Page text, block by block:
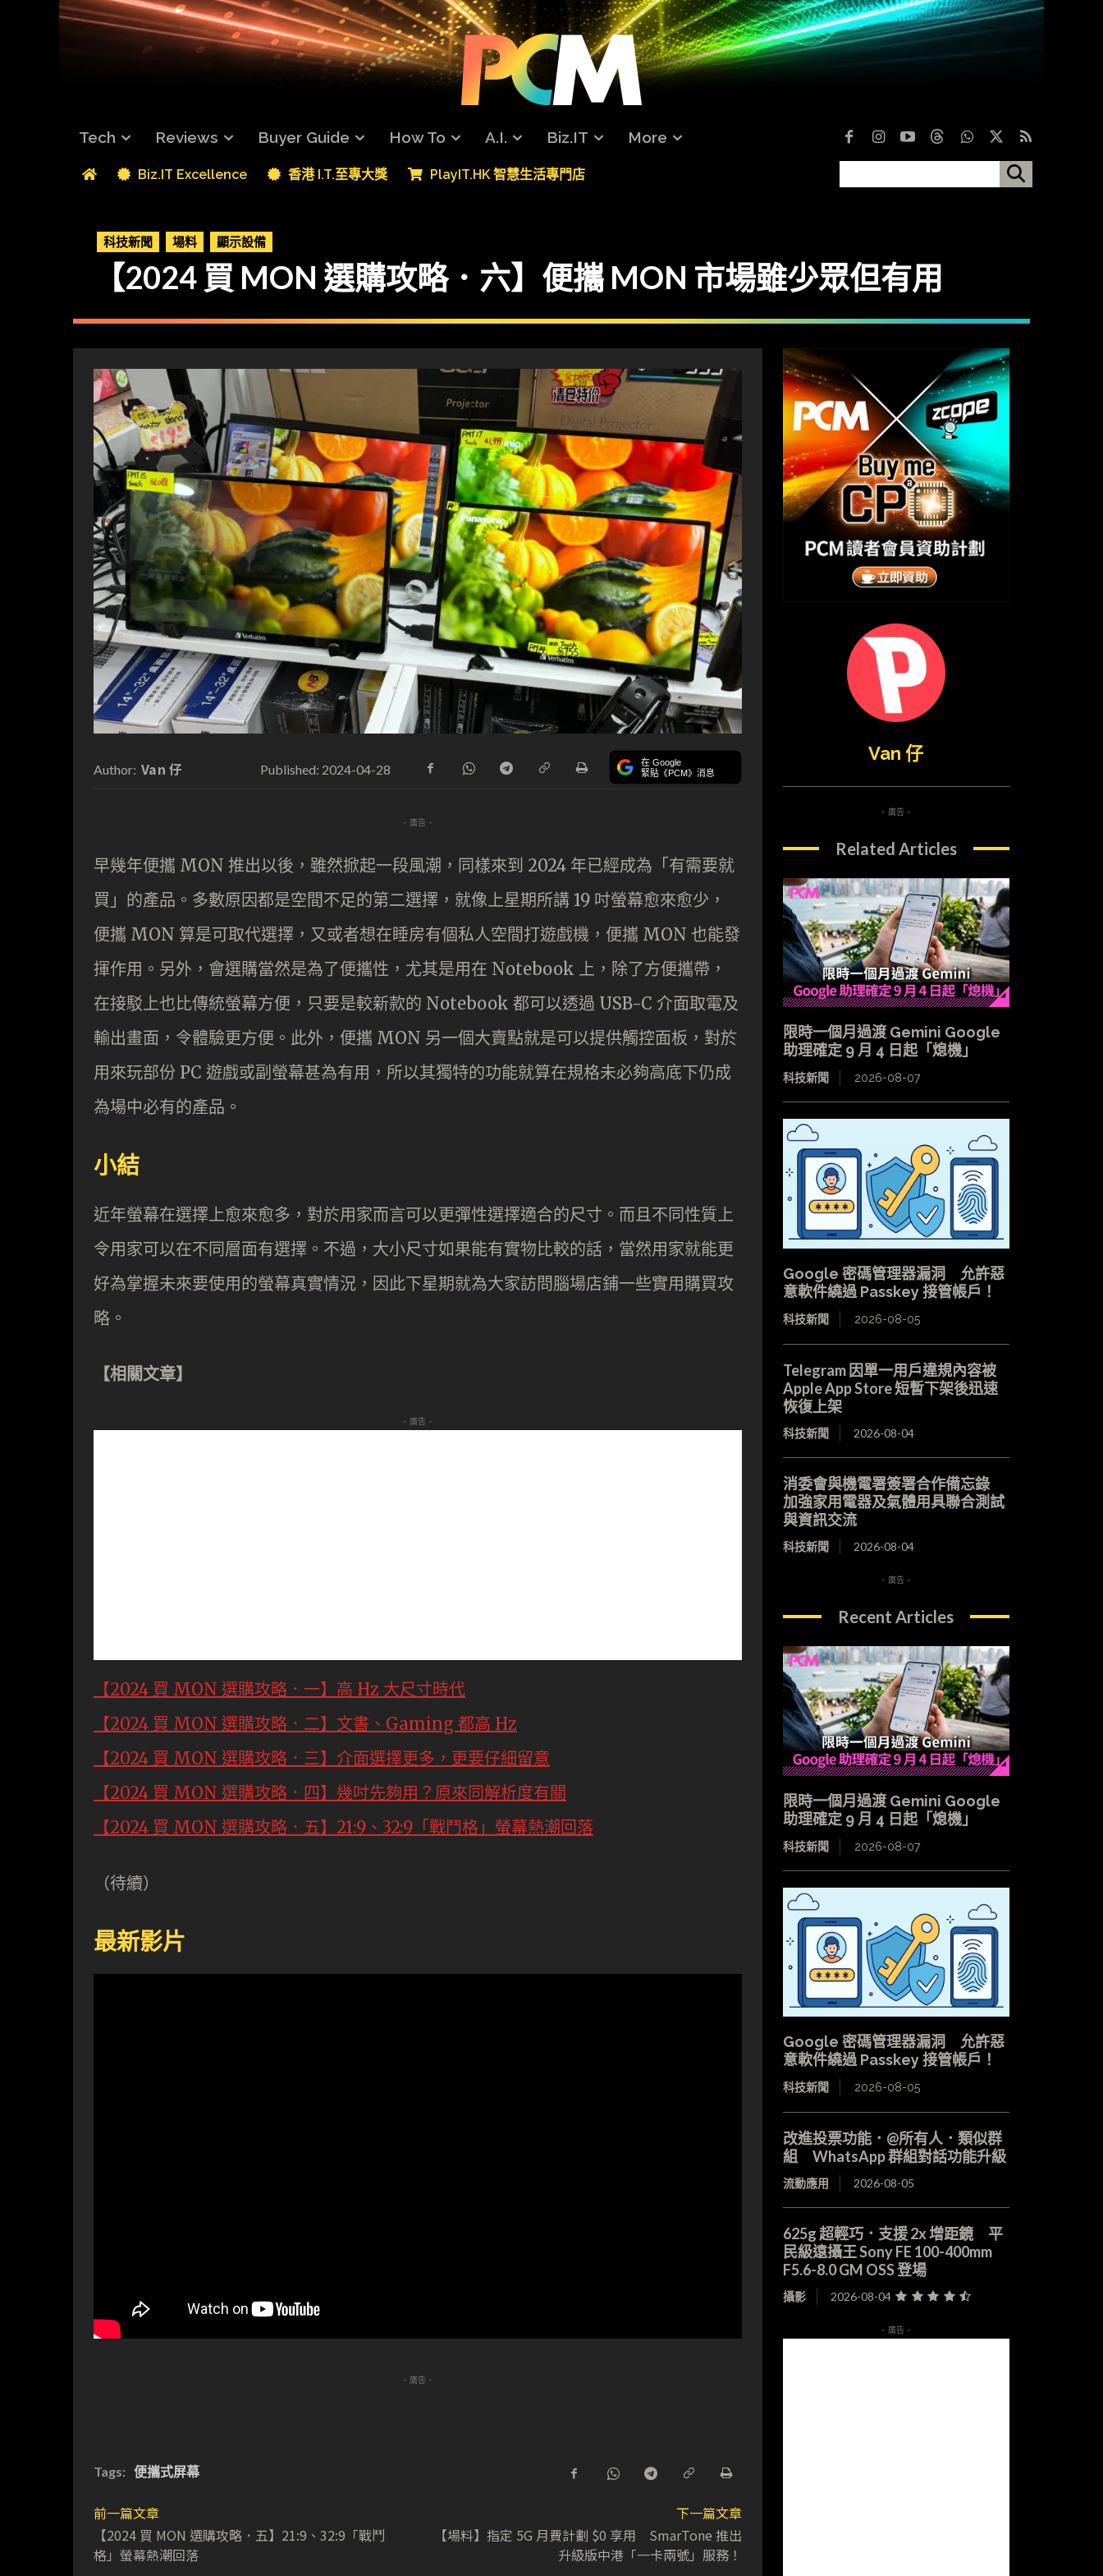
Tech Reviews Buyer Guide How To A.I. Biz.IT More
Biz.IT Excellence 香港 I.T.至專大獎 PlayIT.HK 智慧生活專門店
科技新聞 場料 顯示設備
【2024 買 MON 選購攻略．六】便攜 MON 市場雖少眾但有用
Author: Van 仔 Published: 2024-04-28 在 Google
緊貼《PCM》消息
- 廣告 -
早幾年便攜 MON 推出以後，雖然掀起一段風潮，同樣來到 2024 年已經成為「有需要就
買」的產品。多數原因都是空間不足的第二選擇，就像上星期所講 19 吋螢幕愈來愈少，
便攜 MON 算是可取代選擇，又或者想在睡房有個私人空間打遊戲機，便攜 MON 也能發
揮作用。另外，會選購當然是為了便攜性，尤其是用在 Notebook 上，除了方便攜帶，
在接駁上也比傳統螢幕方便，只要是較新款的 Notebook 都可以透過 USB-C 介面取電及
輸出畫面，令體驗更方便。此外，便攜 MON 另一個大賣點就是可以提供觸控面板，對於
用來玩部份 PC 遊戲或副螢幕甚為有用，所以其獨特的功能就算在規格未必夠高底下仍成
為場中必有的產品。
小結
近年螢幕在選擇上愈來愈多，對於用家而言可以更彈性選擇適合的尺寸。而且不同性質上
令用家可以在不同層面有選擇。不過，大小尺寸如果能有實物比較的話，當然用家就能更
好為掌握未來要使用的螢幕真實情況，因此下星期就為大家訪問腦場店鋪一些實用購買攻
略。
【相關文章】
- 廣告 -
【2024 買 MON 選購攻略．一】高 Hz 大尺寸時代
【2024 買 MON 選購攻略．二】文書、Gaming 都高 Hz
【2024 買 MON 選購攻略．三】介面選擇更多，更要仔細留意
【2024 買 MON 選購攻略．四】幾吋先夠用？原來同解析度有關
【2024 買 MON 選購攻略．五】21:9、32:9「戰鬥格」螢幕熱潮回落
（待續）
最新影片
- 廣告 -
Tags: 便攜式屏幕
前一篇文章
【2024 買 MON 選購攻略．五】21:9、32:9「戰鬥
格」螢幕熱潮回落
下一篇文章
【場料】指定 5G 月費計劃 $0 享用 SmarTone 推出
升級版中港「一卡兩號」服務！
Van 仔
- 廣告 -
Related Articles
限時一個月過渡 Gemini Google
助理確定 9 月 4 日起「熄機」
科技新聞 2026-08-07
Google 密碼管理器漏洞 允許惡
意軟件繞過 Passkey 接管帳戶！
科技新聞 2026-08-05
Telegram 因單一用戶違規內容被
Apple App Store 短暫下架後迅速
恢復上架
科技新聞 2026-08-04
消委會與機電署簽署合作備忘錄
加強家用電器及氣體用具聯合測試
與資訊交流
科技新聞 2026-08-04
- 廣告 -
Recent Articles
限時一個月過渡 Gemini Google
助理確定 9 月 4 日起「熄機」
科技新聞 2026-08-07
Google 密碼管理器漏洞 允許惡
意軟件繞過 Passkey 接管帳戶！
科技新聞 2026-08-05
改進投票功能．@所有人．類似群
組 WhatsApp 群組對話功能升級
流動應用 2026-08-05
625g 超輕巧．支援 2x 增距鏡 平
民級遠攝王 Sony FE 100-400mm
F5.6-8.0 GM OSS 登場
攝影 2026-08-04
- 廣告 -